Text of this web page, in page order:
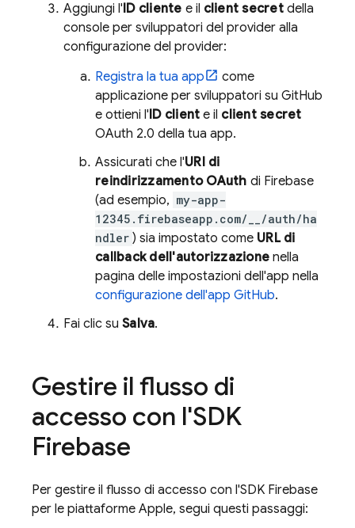
Aggiungi l'ID cliente e il client secretdella
console per sviluppatori del provider alla
configurazione del provider:
Registra la tua app
come
applicazione per sviluppatori su GitHub
e ottieni l'ID client e il client secret
OAuth 2.0 della tua app.
Assicurati che l'URI di
reindirizzamento OAuth di Firebase
(ad esempio, my-app-
12345.firebaseapp.com/__/auth/ha
ndler ) sia impostato come URL di
callback dell'autorizzazione nella
pagina delle impostazioni dell'app nella
configurazione dell'app GitHub.
Fai clic su Salva.
Gestire il flusso di
accesso con l'SDK
Firebase
Per gestire il flusso di accesso con l'SDK Firebase
per le piattaforme Apple, segui questi passaggi: